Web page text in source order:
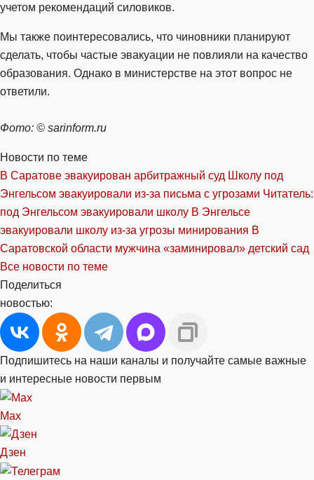
учетом рекомендаций силовиков.
Мы также поинтересовались, что чиновники планируют
сделать, чтобы частые эвакуации не повлияли на качество
образования. Однако в министерстве на этот вопрос не
ответили.
Фото: © sarinform.ru
Новости по теме
В Саратове эвакуирован арбитражный суд Школу под
Энгельсом эвакуировали из-за письма с угрозами Читатель:
под Энгельсом эвакуировали школу В Энгельсе
эвакуировали школу из-за угрозы минирования В
Саратовской области мужчина «заминировал» детский сад
Все новости по теме
Поделиться
новостью:
Подпишитесь на наши каналы и получайте самые важные
и интересные новости первым
Max
Дзен